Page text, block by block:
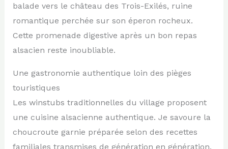
balade vers le château des Trois-Exilés, ruine
romantique perchée sur son éperon rocheux.
Cette promenade digestive après un bon repas
alsacien reste inoubliable.
Une gastronomie authentique loin des pièges
touristiques
Les winstubs traditionnelles du village proposent
une cuisine alsacienne authentique. Je savoure la
choucroute garnie préparée selon des recettes
familiales transmises de génération en génération.